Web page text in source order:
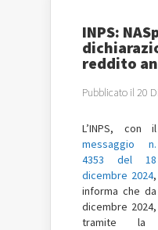
INPS:
reddito
Pubblicato il 20
L’INPS, con il
messaggio n.
4353 del 18
dicembre 2024,
informa che da
dicembre 2024,
tramite la